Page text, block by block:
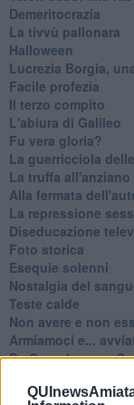
Demeritocrazia
La tivvù pallonara
Halloween
​Lucrezia Borgia,
Facile profezia
Il terzo compito
L'abiura di Galileo
Fu vera gloria?
La guerricciola
La truffa all'anziano
Alla fermata
La repressione
Diseducazione
Foto storica
Esequie solenni
Nostalgia del
Teste calde
Non avere e non
Armiamoci e...
Da Capodanno a
Sor-riso amaro